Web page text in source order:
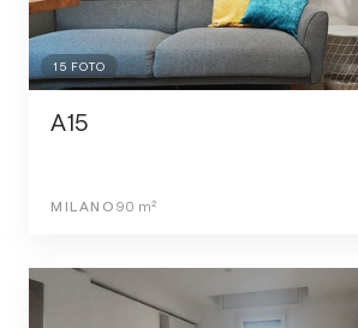
15 FOTO
A15
MILANO 90 m²